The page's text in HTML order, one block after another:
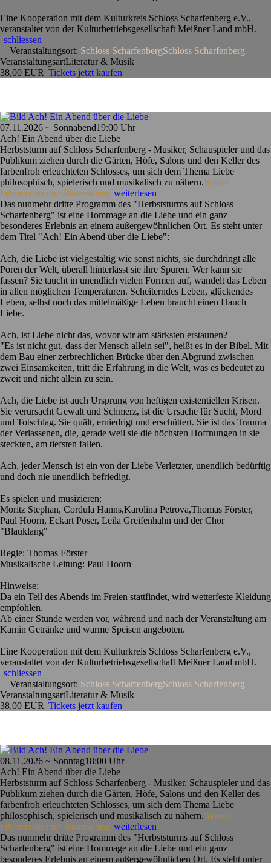
Eine Kooperation mit dem Kulturkreis Schloss Scharfenberg e.V.,
veranstaltet von der Kulturbetriebsgesellschaft Meißner Land mbH.
schliessen
Veranstaltungsort: Schloss ScharfenbergSchloss Scharfenberg
VeranstaltungsartLiteratur & Musik
38,00 EUR Tickets jetzt kaufen
07.11.2026 ~ Sonnabend19:00 Uhr
Ach! Ein Abend über die Liebe
Herbststurm auf Schloss Scharfenberg - Musiker, Schauspieler und das
Publikum ziehen durch die Gärten, Höfe, Salons und den Keller des
farbenfroh erleuchteten Schlosses, um sich dem Thema Liebe
philosophisch, spielerisch und musikalisch zu nähern.Weitere
Informationen zur Veranstaltung weiterlesen
Das nunmehr dritte Programm des "Herbststurms auf Schloss
Scharfenberg" ist eine Hommage an die Liebe und ein ganz
besonderes Erlebnis an einem außergewöhnlichen Ort. Es steht unter
dem Titel "Ach! Ein Abend über die Liebe":
Ach, die Liebe ist vielgestaltig wie sonst nichts, sie durchdringt alle
Poren der Welt, überall hinterlässt sie ihre Spuren. Wer kann sie
fassen? Sie taucht in unendlich vielen Formen auf, wandelt das Leben
in allen möglichen Temperaturen. Scheiterndes Leben, glückendes
Leben, selbst noch das mittelmäßige Leben braucht einen Hauch
Liebe.
Ach, ist Liebe nicht das, wovor wir am stärksten erstaunen?
"Es ist nicht gut, dass der Mensch allein sei", heißt es in der Bibel. Mit
dem Bau einer zerbrechlichen Brücke über den Abgrund zwischen
zwei Einsamkeiten, tritt die Erfahrung in die Welt, was es bedeutet zu
zweit und nicht allein zu sein.
Ach, die Liebe ist auch Ursprung von heftigen existentiellen Krisen.
Sie verursacht Gewalt und Schmerz, ist die Ursache für Sucht, Mord
und Totschlag. Sie quält, erniedrigt und erschüttert. Sie ist das Trauma
der Verlassenen, die, gerade weil sie die höchsten Hoffnungen in sie
steckten, am tiefsten fallen.
Ach, jeder Mensch ist ein von der Liebe Verletzter, unendlich bedürftig
und doch nie unendlich befriedigt.
Es spielen und musizieren:
Moritz Stephan, Cordula Hanns,Karolina Petrova,Thomas Förster,
Paul Hoorn, Eckart Poser, Leila Greifenhahn und der Chor
"Blauklang"
Regie: Thomas Förster
Musikalische Leitung: Paul Hoorn
Hinweise:
Da ein Teil des Abends im Freien stattfindet, wird wetterfeste Kleidung
empfohlen.
Ab einer Stunde werden vor, während und nach der Veranstaltung am
Kamin Getränke und warme Speisen angeboten.
Eine Kooperation mit dem Kulturkreis Schloss Scharfenberg e.V.,
veranstaltet von der Kulturbetriebsgesellschaft Meißner Land mbH.
schliessen
Veranstaltungsort: Schloss ScharfenbergSchloss Scharfenberg
VeranstaltungsartLiteratur & Musik
38,00 EUR Tickets jetzt kaufen
08.11.2026 ~ Sonntag18:00 Uhr
Ach! Ein Abend über die Liebe
Herbststurm auf Schloss Scharfenberg - Musiker, Schauspieler und das
Publikum ziehen durch die Gärten, Höfe, Salons und den Keller des
farbenfroh erleuchteten Schlosses, um sich dem Thema Liebe
philosophisch, spielerisch und musikalisch zu nähern.Weitere
Informationen zur Veranstaltung weiterlesen
Das nunmehr dritte Programm des "Herbststurms auf Schloss
Scharfenberg" ist eine Hommage an die Liebe und ein ganz
besonderes Erlebnis an einem außergewöhnlichen Ort. Es steht unter